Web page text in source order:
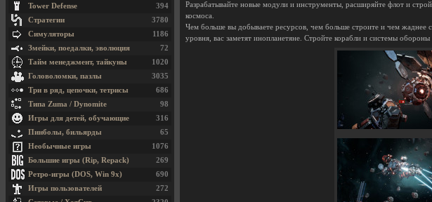
Разрабатывайте новые модули и инструменты, расширяйте флот и
космоса.
Чем больше вы добываете ресурсов, чем больше строите и чем жаднее
уровня, вас заметят инопланетяне. Стройте корабли и системы
394
Tower Defense
3780
Стратегии
1186
Симуляторы
72
Змейки, поедалки, эволюция
1020
Тайм менеджмент, тайкуны
3035
Головоломки, пазлы
686
Три в ряд, цепочки, тетрисы
98
Типа Zuma / Dynomite
316
Игры для детей, обучающие
65
Пинболы, бильярды
1076
Необычные игры
269
Большие игры (Rip, Repack)
690
Ретро-игры (DOS, Win 9x)
272
Игры пользователей